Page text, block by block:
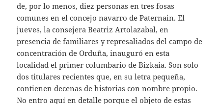
de, por lo menos, diez personas en tres fosas
comunes en el concejo navarro de Paternain. El
jueves, la consejera Beatriz Artolazabal, en
presencia de familiares y represaliados del campo de
concentración de Orduña, inauguró en esta
localidad el primer columbario de Bizkaia. Son solo
dos titulares recientes que, en su letra pequeña,
contienen decenas de historias con nombre propio.
No entro aquí en detalle porque el objeto de estas